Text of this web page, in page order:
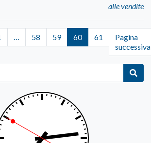
alle vendite
… 58 59 60 61
Pagina
successiva